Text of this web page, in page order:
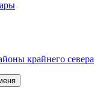
крайнего севера